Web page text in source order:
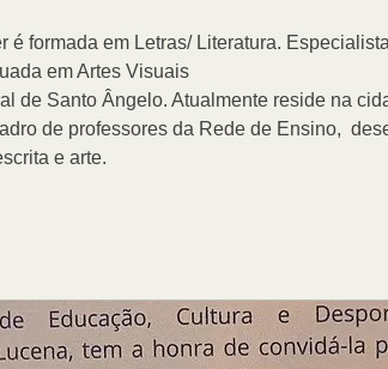
em Artes Visuais
de Santo Ângelo. Atualmente reside na
de professores da Rede de Ensino,
e arte.